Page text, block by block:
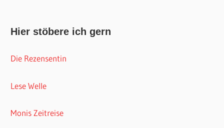
Hier stöbere ich gern
Die Rezensentin
Lese Welle
Monis Zeitreise